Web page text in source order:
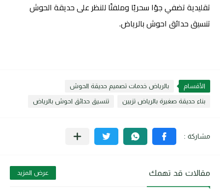
تقليدية تضفي جوًا سحريًا وملفتًا للنظر على حديقة الحوش
تنسيق حدائق احوش بالرياض.
الأقسام بالرياض خدمات تصميم حديقة الحوش
بناء حديقة صغيرة بالرياض تزيين تنسيق حدائق احوش بالرياض
مقالات قد تهمك عرض المزيد